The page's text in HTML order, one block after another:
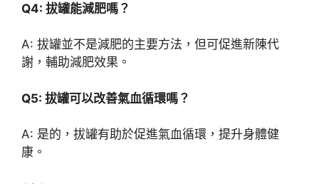
Q4: 拔罐能減肥嗎？
A: 拔罐並不是減肥的主要方法，但可促進新陳代
謝，輔助減肥效果。
Q5: 拔罐可以改善氣血循環嗎？
A: 是的，拔罐有助於促進氣血循環，提升身體健
康。